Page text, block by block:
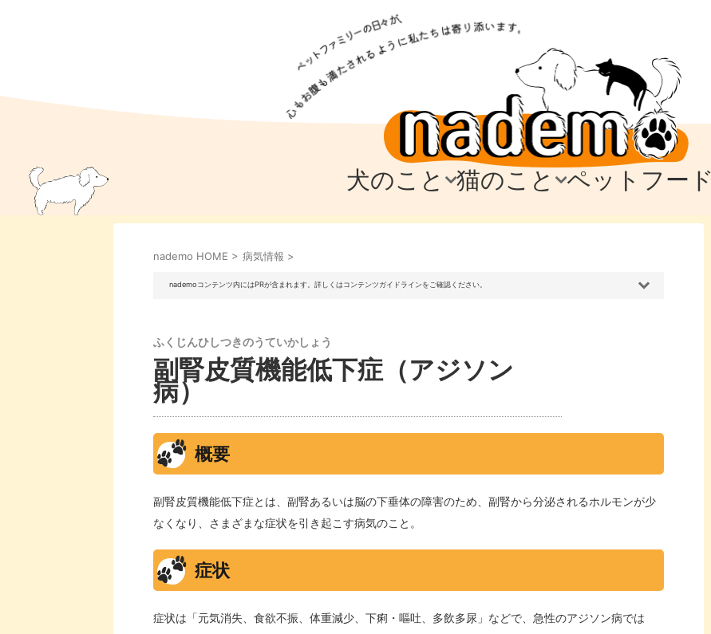
犬のこと
犬のこと
犬のしつけ
猫のこと
猫のこと
猫のしつけ
ペットフード
ペットフード
nademo HOME > 病気情報 >
nademoコンテンツ内にはPRが含まれます。詳しくはコンテンツガイドラインをご確認ください。
ふくじんひしつきのうていかしょう
副腎皮質機能低下症（アジソン
病）
概要
副腎皮質機能低下症とは、副腎あるいは脳の下垂体の障害のため、副腎から分泌されるホルモンが少
なくなり、さまざまな症状を引き起こす病気のこと。
症状
症状は「元気消失、食欲不振、体重減少、下痢・嘔吐、多飲多尿」などで、急性のアジソン病では